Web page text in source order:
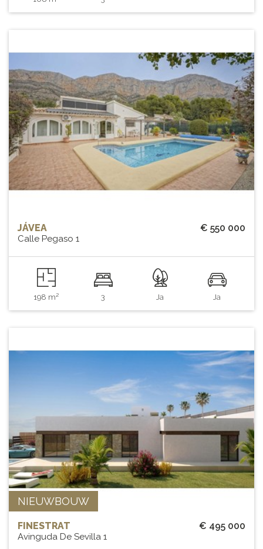
€ 550 000
JÁVEA
Calle Pegaso 1
198 m² 3 Ja Ja
NIEUWBOUW
€ 495 000
FINESTRAT
Avinguda De Sevilla 1